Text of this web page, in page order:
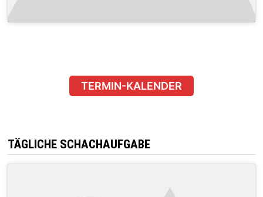
TERMIN-KALENDER
TÄGLICHE SCHACHAUFGABE